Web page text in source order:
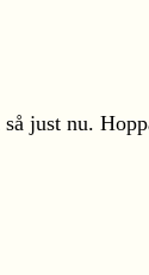
just nu.